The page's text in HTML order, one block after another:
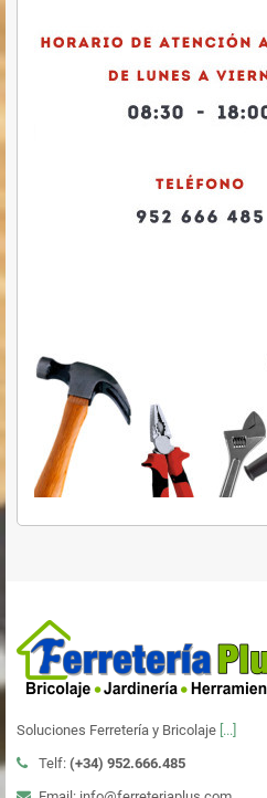
Soluciones Ferretería y Bricolaje [...]
Telf: (+34) 952.666.485